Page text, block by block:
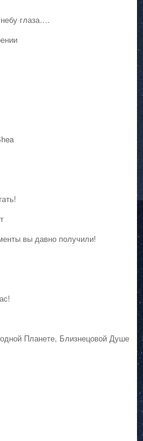
глаза….
вы давно получили!
Планете, Близнецовой Душе